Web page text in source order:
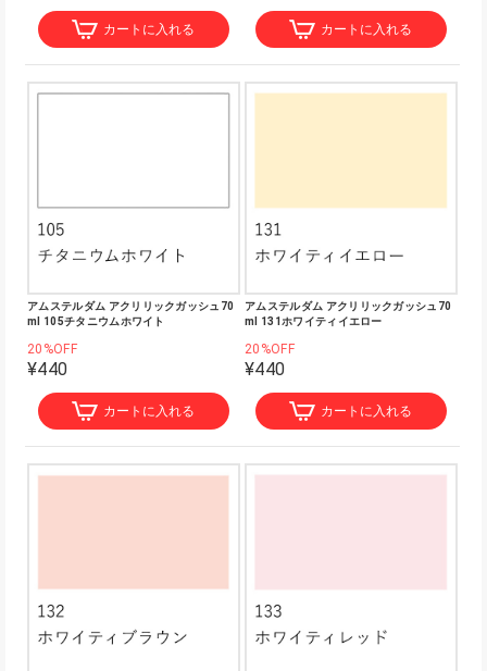
カートに入れる カートに入れる
アムステルダム アクリリックガッシュ70
ml 105チタニウムホワイト
20%OFF
¥440
カートに入れる
アムステルダム アクリリックガッシュ70
ml 131ホワイティイエロー
20%OFF
¥440
カートに入れる